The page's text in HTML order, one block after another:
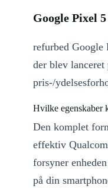
Google Pixel
refurbed Google
der blev
pris-/
Hvilke egenskaber
Den komplet
effektiv
forsyner
på din